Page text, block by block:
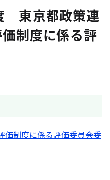
東京都政策連
制度に係る評
価制度に係る評価委員会委